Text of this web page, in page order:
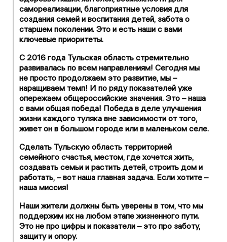
самореализации, благоприятные условия для
создания семей и воспитания детей, забота о
старшем поколении. Это и есть наши с вами
ключевые приоритеты.
С 2016 года Тульская область стремительно
развивалась по всем направлениям! Сегодня мы
не просто продолжаем это развитие, мы –
наращиваем темп! И по ряду показателей уже
опережаем общероссийские значения. Это – наша
с вами общая победа! Победа в деле улучшения
жизни каждого туляка вне зависимости от того,
живет он в большом городе или в маленьком селе.
Сделать Тульскую область территорией
семейного счастья, местом, где хочется жить,
создавать семьи и растить детей, строить дом и
работать, – вот наша главная задача. Если хотите –
наша миссия!
Наши жители должны быть уверены в том, что мы
поддержим их на любом этапе жизненного пути.
Это не про цифры и показатели – это про заботу,
защиту и опору.